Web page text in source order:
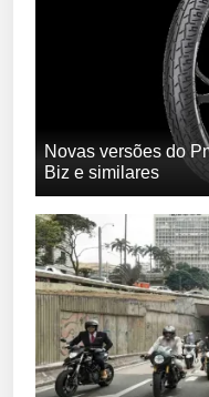
Novas versões do
Biz e similares